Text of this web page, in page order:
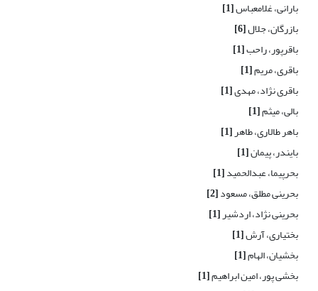
بارانی، غلامعباس[1]
بازرگان، جلال[6]
باقرپور، راحب[1]
باقری، مریم[1]
باقری نژاد، مهدی[1]
بالی، میثم[1]
باهر طالاری، طاهر[1]
بایندر، پیمان[1]
بحرپیما، عبدالحمید[1]
بحرینی مطلق، مسعود[2]
بحرینی نژاد، اردشیر[1]
بختیاری، آرش[1]
بخشیان، الهام[1]
بخشی پور، امین ابراهیم[1]